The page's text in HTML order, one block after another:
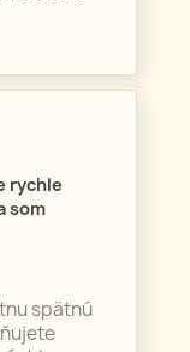
rychle
som
spätnú